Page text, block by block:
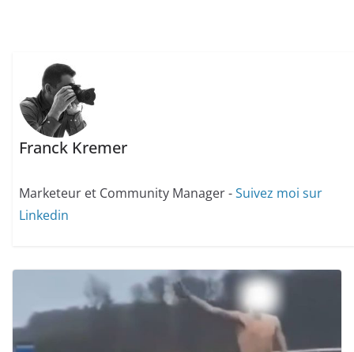
Franck Kremer
Marketeur et Community Manager -Suivez moi sur
Linkedin